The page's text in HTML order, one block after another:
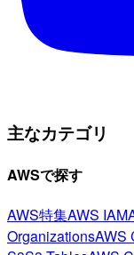
主なカテゴリ
AWSで探す
AWS特集AWS IAM
OrganizationsAWS